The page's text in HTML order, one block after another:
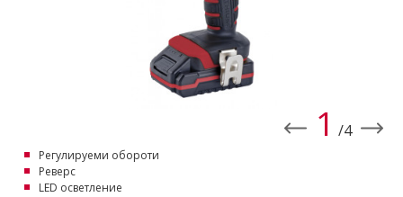
1 /4
Регулируеми обороти
Реверс
LED осветление